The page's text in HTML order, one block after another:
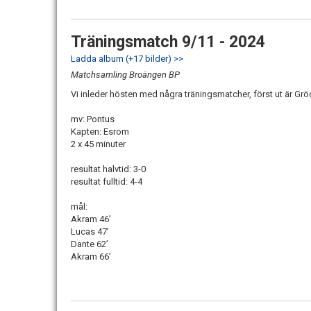
Träningsmatch 9/11 - 2024
Ladda album (+17 bilder) >>
Matchsamling Broängen BP
Vi inleder hösten med några träningsmatcher, först ut är
mv: Pontus
Kapten: Esrom
2 x 45 minuter
resultat halvtid: 3-0
resultat fulltid: 4-4
mål:
Akram 46’
Lucas 47’
Dante 62’
Akram 66’